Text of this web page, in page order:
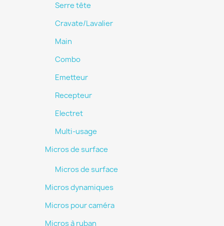
Serre tête
Cravate/Lavalier
Main
Combo
Emetteur
Recepteur
Electret
Multi-usage
Micros de surface
Micros de surface
Micros dynamiques
Micros pour caméra
Micros à ruban